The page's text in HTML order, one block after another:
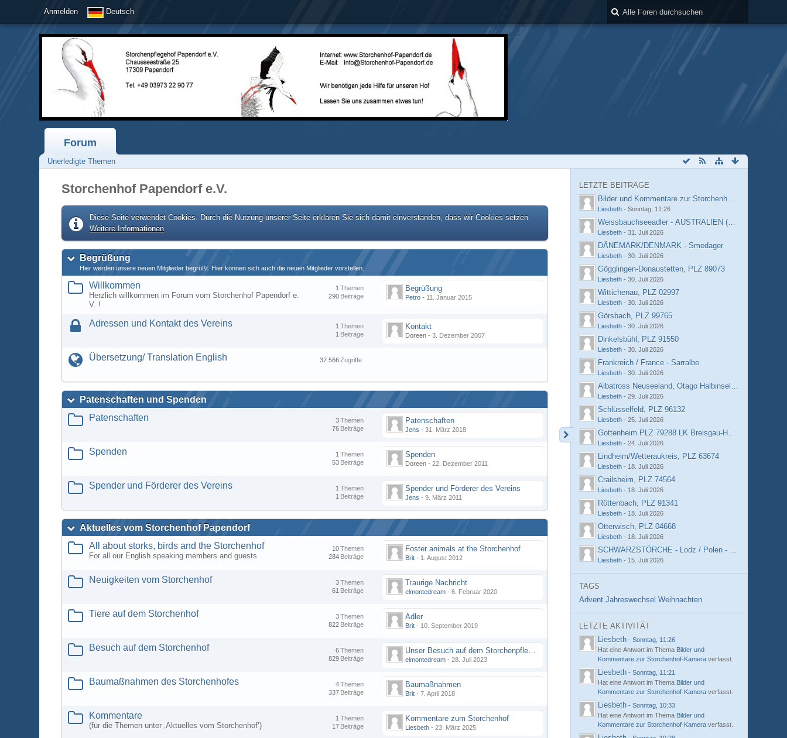
Anmelden Deutsch
Forum
Unerledigte Themen
Storchenhof Papendorf e.V.
Diese Seite verwendet Cookies. Durch die Nutzung unserer Seite erklären Sie sich damit einverstanden, dass wir Cookies setzen.
Weitere Informationen
Begrüßung
Hier werden unsere neuen Mitglieder begrüßt. Hier können sich auch die neuen Mitglieder vorstellen.
Willkommen
Herzlich willkommen im Forum vom Storchenhof Papendorf e.
V. !
Themen
1
Beiträge
290
Begrüßung
Petro - 11. Januar 2015
Adressen und Kontakt des Vereins Themen
1
Beiträge
1
Kontakt
Doreen -3. Dezember 2007
Übersetzung/ Translation English Zugriffe
37.566
Patenschaften und Spenden
Patenschaften
Themen
3
Beiträge
76
Patenschaften
Jens -31. März 2018
Spenden Themen
1
Beiträge
53
Spenden
Doreen -22. Dezember 2011
Spender und Förderer des Vereins Themen
1
Beiträge
1
Spender und Förderer des Vereins
Jens -9. März 2011
Aktuelles vom Storchenhof Papendorf
All about storks, birds and the Storchenhof
For all our English speaking members and guests
Themen
10
Beiträge
284
Foster animals at the Storchenhof
Brit - 1. August 2012
Neuigkeiten vom Storchenhof Themen
3
Beiträge
61
Traurige Nachricht
elmontedream -6. Februar 2020
Tiere auf dem Storchenhof Themen
3
Beiträge
822
Adler
Brit - 10. September 2019
Besuch auf dem Storchenhof Themen
6
Beiträge
829
Unser Besuch auf dem Storchenpflegehof
elmontedream -28. Juli 2023
Baumaßnahmen des Storchenhofes Themen
4
Beiträge
337
Baumaßnahmen
Brit -7. April 2018
Kommentare
(für die Themen unter ‚Aktuelles vom Storchenhof‘)
Themen
1
Beiträge
17
Kommentare zum Storchenhof
Liesbeth -23. März 2025
LETZTE BEITRÄGE
Bilder und Kommentare zur Storchenhof-Kamera
Liesbeth -Sonntag, 11:26
Weissbauchseeadler - AUSTRALIEN (Sydney)
Liesbeth -31. Juli 2026
DÄNEMARK/DENMARK - Smedager
Liesbeth -30. Juli 2026
Gögglingen-Donaustetten, PLZ 89073
Liesbeth -30. Juli 2026
Wittichenau, PLZ 02997
Liesbeth -30. Juli 2026
Görsbach, PLZ 99765
Liesbeth -30. Juli 2026
Dinkelsbühl, PLZ 91550
Liesbeth -30. Juli 2026
Frankreich / France - Sarralbe
Liesbeth -30. Juli 2026
Albatross Neuseeland, Otago Halbinsel, Dunedin
Liesbeth -29. Juli 2026
Schlüsselfeld, PLZ 96132
Liesbeth -25. Juli 2026
Gottenheim PLZ 79288 LK Breisgau-Hochschwarzwald
Liesbeth -24. Juli 2026
Lindheim/Wetteraukreis, PLZ 63674
Liesbeth - 18. Juli 2026
Crailsheim, PLZ 74564
Liesbeth - 18. Juli 2026
Röttenbach, PLZ 91341
Liesbeth - 18. Juli 2026
Otterwisch, PLZ 04668
Liesbeth - 18. Juli 2026
SCHWARZSTÖRCHE - Lodz / Polen - DAB 2
Liesbeth - 15. Juli 2026
TAGS
Advent Jahreswechsel Weihnachten
LETZTE AKTIVITÄT
Liesbeth -Sonntag, 11:26
Hat eine Antwort im Thema Bilder und
Kommentare zur Storchenhof-Kamera verfasst.
Liesbeth -Sonntag, 11:21
Hat eine Antwort im Thema Bilder und
Kommentare zur Storchenhof-Kamera verfasst.
Liesbeth -Sonntag, 10:33
Hat eine Antwort im Thema Bilder und
Kommentare zur Storchenhof-Kamera verfasst.